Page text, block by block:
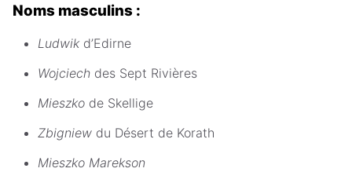
Noms masculins :
Ludwik d’Edirne
Wojciech des Sept Rivières
Mieszko de Skellige
Zbigniew du Désert de Korath
Mieszko Marekson